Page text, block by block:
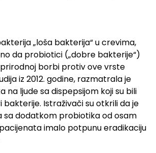
„loša bakterija“ u crevima,
da probiotici („dobre bakterije“)
borbi protiv ove vrste
iz 2012. godine, razmatrala je
na ljude sa dispepsijom koji su bili
bakterije. Istraživači su otkrili da je
dodatkom probiotika od osam
imalo potpunu eradikaciju